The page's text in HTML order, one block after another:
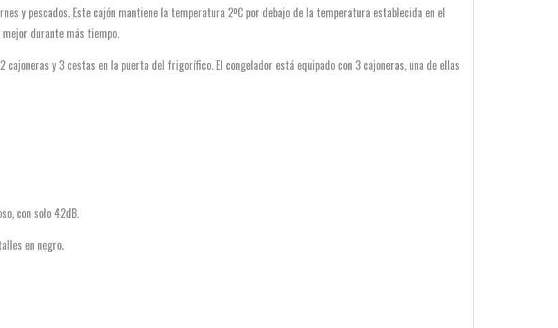
y pescados. Este cajón mantiene la temperatura 2ºC por debajo de la temperatura establecida en el
durante más tiempo.
y 3 cestas en la puerta del frigorífico. El congelador está equipado con 3 cajoneras, una de ellas
con solo 42dB.
en negro.